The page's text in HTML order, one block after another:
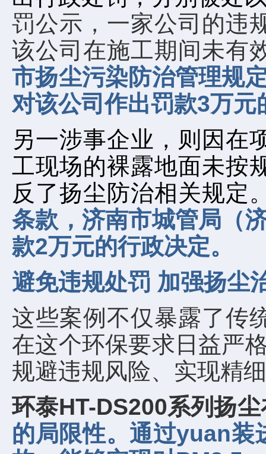
罚公示，一家公司的违
该公司在施工期间未有
市扬尘污染防治管理规
对该公司作出罚款3万元
另一涉事企业，则因在
工现场的裸露地面未按
反了扬尘防治相关规定
条款，济南市城管局（
款2万元的行政决定。
避免违规处罚 加强扬尘
这些案例不仅暴露了传
在这个环保要求日益严
规避违规风险、实现精
环泰HT-DS200系列扬
的局限性。通过yuan装